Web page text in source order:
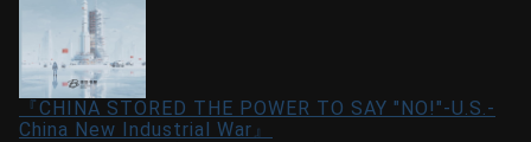
『CHINA STORED THE POWER TO SAY "NO!"-U.S.-
China New Industrial War』